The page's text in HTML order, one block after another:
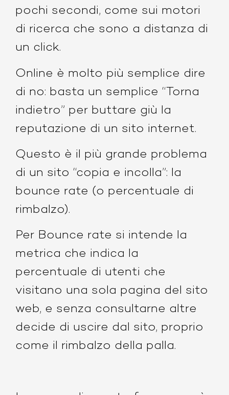
pochi secondi, come sui motori
di ricerca che sono a distanza di
un click.
Online è molto più semplice dire
di no: basta un semplice “Torna
indietro” per buttare giù la
reputazione di un sito internet.
Questo è il più grande problema
di un sito “copia e incolla”: la
bounce rate (o percentuale di
rimbalzo).
Per Bounce rate si intende la
metrica che indica la
percentuale di utenti che
visitano una sola pagina del sito
web, e senza consultarne altre
decide di uscire dal sito, proprio
come il rimbalzo della palla.